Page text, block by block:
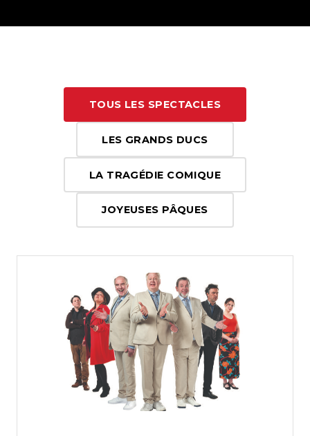
TOUS LES SPECTACLES
LES GRANDS DUCS
LA TRAGÉDIE COMIQUE
JOYEUSES PÂQUES